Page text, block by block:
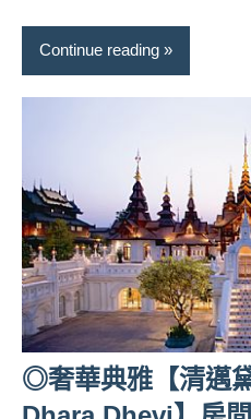
旅
遊
雜
誌
專
欄、
觀
光
局
Continue reading
◎奢華典雅【清邁